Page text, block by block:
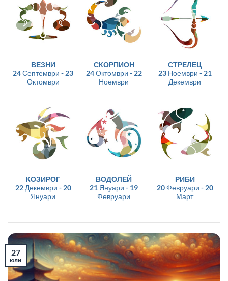
ВЕЗНИ
24 Септември - 23
Октомври
СКОРПИОН
24 Октомври - 22
Ноември
СТРЕЛЕЦ
23 Ноември - 21
Декември
КОЗИРОГ
22 Декември - 20
Януари
ВОДОЛЕЙ
21 Януари - 19
Февруари
РИБИ
20 Февруари - 20
Март
27
юли